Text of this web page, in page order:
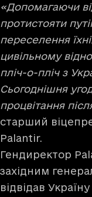
«Допомагаючи
протистояти
переселення
цивільному
пліч-о-пліч з
Сьогоднішня
процвітання
старший
Palantir.
Гендиректор
західним
відвідав